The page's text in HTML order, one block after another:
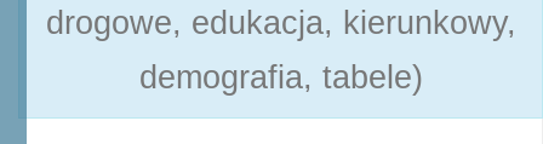
drogowe, edukacja, kierunkowy,
demografia, tabele)